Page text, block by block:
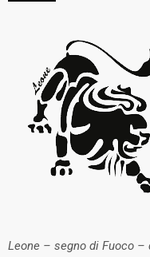
Leone – segno di Fuoco